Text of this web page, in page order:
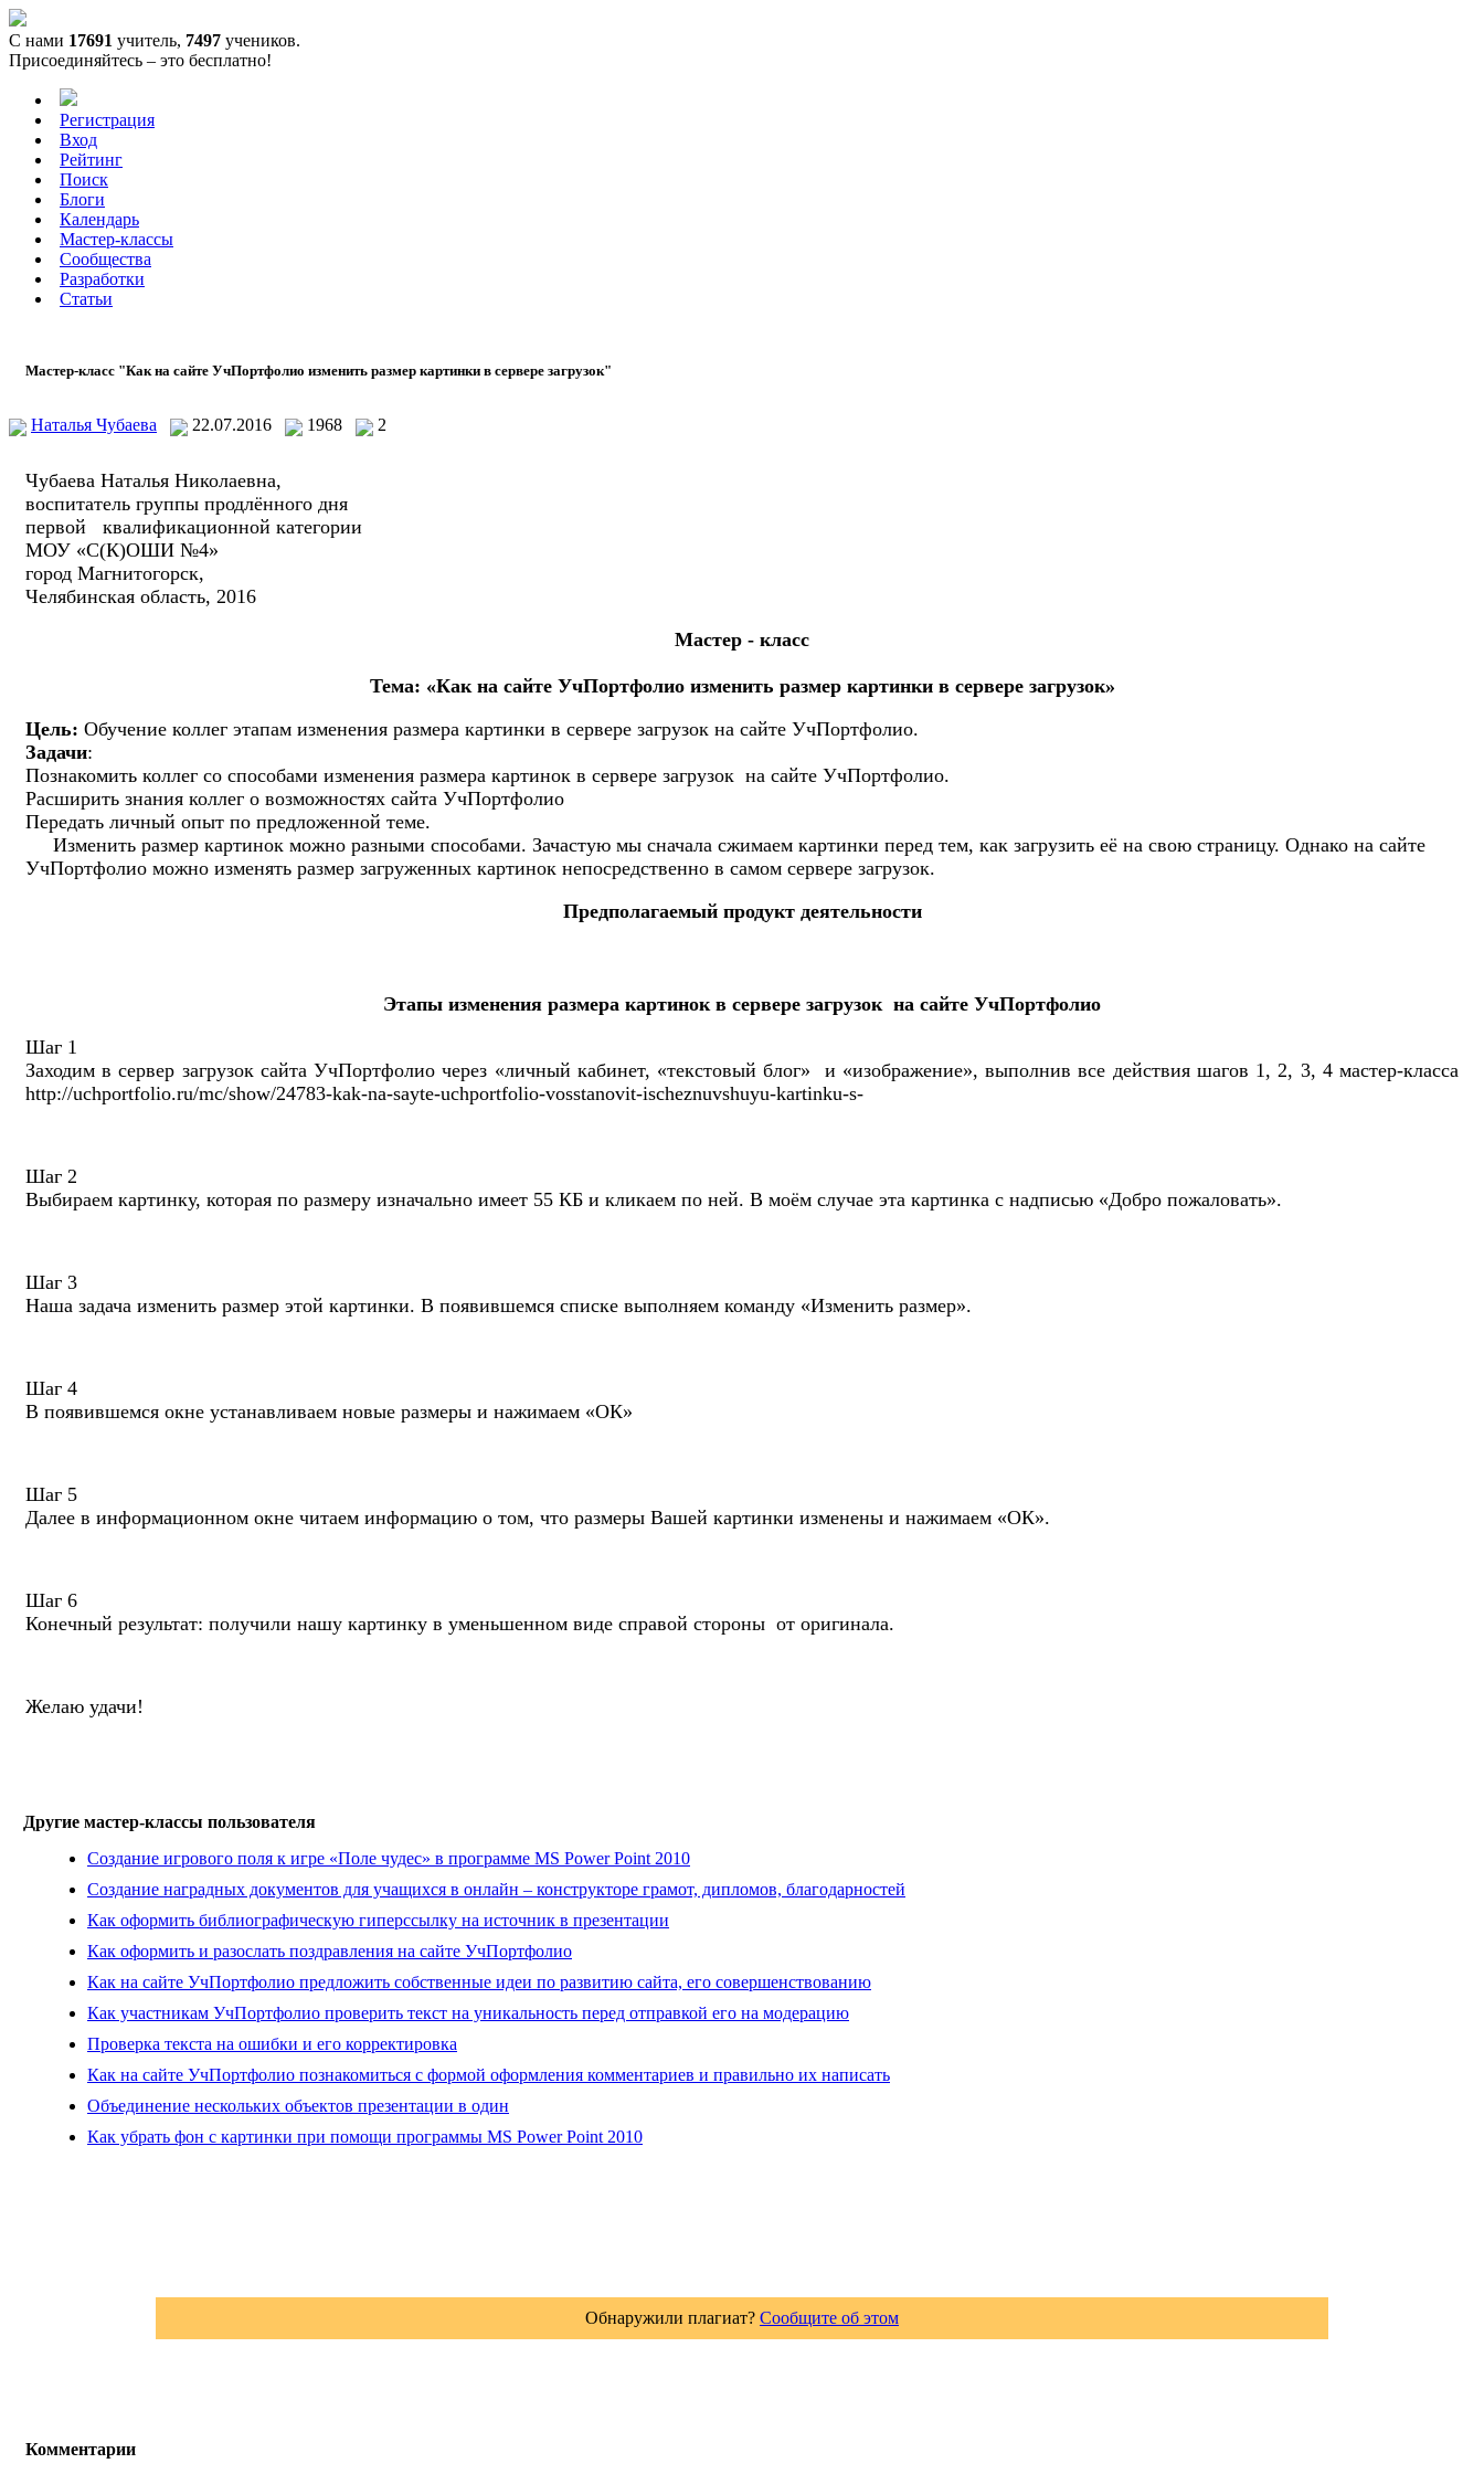
С нами 17691 учитель, 7497 учеников.
Присоединяйтесь – это бесплатно!
Регистрация
Вход
Рейтинг
Поиск
Блоги
Календарь
Мастер-классы
Сообщества
Разработки
Статьи
Мастер-класс "Как на сайте УчПортфолио изменить размер картинки в сервере загрузок"
Наталья Чубаева 22.07.2016 1968 2
Чубаева Наталья Николаевна,
воспитатель группы продлённого дня
первой квалификационной категории
МОУ «С(К)ОШИ №4»
город Магнитогорск,
Челябинская область, 2016
Мастер - класс
Тема: «Как на сайте УчПортфолио изменить размер картинки в сервере загрузок»
Цель: Обучение коллег этапам изменения размера картинки в сервере загрузок на сайте УчПортфолио.
Задачи:
Познакомить коллег со способами изменения размера картинок в сервере загрузок на сайте УчПортфолио.
Расширить знания коллег о возможностях сайта УчПортфолио
Передать личный опыт по предложенной теме.
Изменить размер картинок можно разными способами. Зачастую мы сначала сжимаем картинки перед тем, как загрузить её на свою страницу. Однако на сайте
УчПортфолио можно изменять размер загруженных картинок непосредственно в самом сервере загрузок.
Предполагаемый продукт деятельности
Этапы изменения размера картинок в сервере загрузок на сайте УчПортфолио
Шаг 1
Заходим в сервер загрузок сайта УчПортфолио через «личный кабинет, «текстовый блог» и «изображение», выполнив все действия шагов 1, 2, 3, 4 мастер-класса
http://uchportfolio.ru/mc/show/24783-kak-na-sayte-uchportfolio-vosstanovit-ischeznuvshuyu-kartinku-s-
Шаг 2
Выбираем картинку, которая по размеру изначально имеет 55 КБ и кликаем по ней. В моём случае эта картинка с надписью «Добро пожаловать».
Шаг 3
Наша задача изменить размер этой картинки. В появившемся списке выполняем команду «Изменить размер».
Шаг 4
В появившемся окне устанавливаем новые размеры и нажимаем «ОК»
Шаг 5
Далее в информационном окне читаем информацию о том, что размеры Вашей картинки изменены и нажимаем «ОК».
Шаг 6
Конечный результат: получили нашу картинку в уменьшенном виде справой стороны от оригинала.
Желаю удачи!
Другие мастер-классы пользователя
Создание игрового поля к игре «Поле чудес» в программе MS Power Point 2010
Создание наградных документов для учащихся в онлайн – конструкторе грамот, дипломов, благодарностей
Как оформить библиографическую гиперссылку на источник в презентации
Как оформить и разослать поздравления на сайте УчПортфолио
Как на сайте УчПортфолио предложить собственные идеи по развитию сайта, его совершенствованию
Как участникам УчПортфолио проверить текст на уникальность перед отправкой его на модерацию
Проверка текста на ошибки и его корректировка
Как на сайте УчПортфолио познакомиться с формой оформления комментариев и правильно их написать
Объединение нескольких объектов презентации в один
Как убрать фон с картинки при помощи программы MS Power Point 2010
Обнаружили плагиат? Сообщите об этом
Комментарии